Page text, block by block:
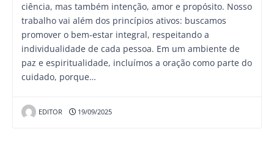
ciência, mas também intenção, amor e propósito. Nosso
trabalho vai além dos princípios ativos: buscamos
promover o bem-estar integral, respeitando a
individualidade de cada pessoa. Em um ambiente de
paz e espiritualidade, incluímos a oração como parte do
cuidado, porque…
EDITOR 19/09/2025